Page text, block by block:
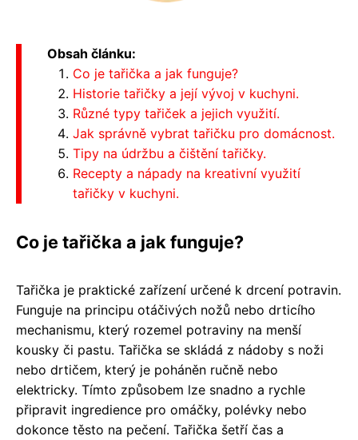
Obsah článku:
Co je tařička a jak funguje?
Historie tařičky a její vývoj v kuchyni.
Různé typy tařiček a jejich využití.
Jak správně vybrat tařičku pro domácnost.
Tipy na údržbu a čištění tařičky.
Recepty a nápady na kreativní využití
tařičky v kuchyni.
Co je tařička a jak funguje?
Tařička je praktické zařízení určené k drcení potravin.
Funguje na principu otáčivých nožů nebo drticího
mechanismu, který rozemel potraviny na menší
kousky či pastu. Tařička se skládá z nádoby s noži
nebo drtičem, který je poháněn ručně nebo
elektricky. Tímto způsobem lze snadno a rychle
připravit ingredience pro omáčky, polévky nebo
dokonce těsto na pečení. Tařička šetří čas a